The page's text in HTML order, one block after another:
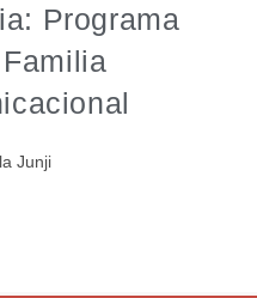
Programa
Junji